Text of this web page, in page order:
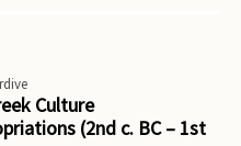
Culture
(2nd c. BC – 1st